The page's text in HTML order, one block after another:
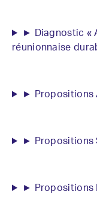
► Diagnostic «
réunionnaise
► Propositions
► Propositions
► Propositions